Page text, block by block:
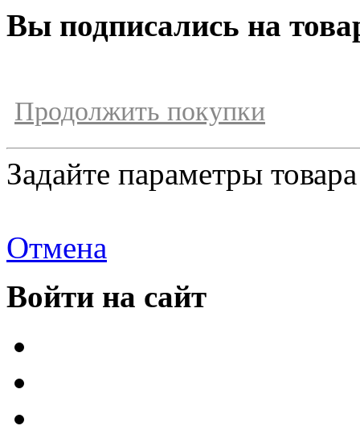
Вы подписались на
Продолжить покупки
Задайте параметры товара
Отмена
Войти на сайт